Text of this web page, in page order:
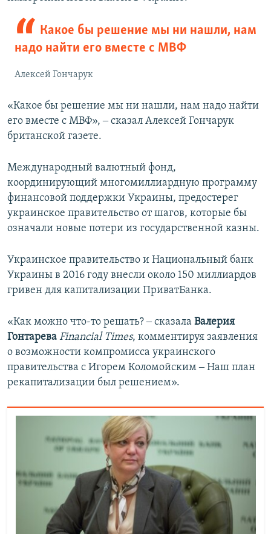
Какое бы решение мы ни нашли, нам
надо найти его вместе с МВФ
Алексей Гончарук
«Какое бы решение мы ни нашли, нам надо найти
его вместе с МВФ», ‒ сказал Алексей Гончарук
британской газете.
Международный валютный фонд,
координирующий многомиллиардную программу
финансовой поддержки Украины, предостерег
украинское правительство от шагов, которые бы
означали новые потери из государственной казны.
Украинское правительство и Национальный банк
Украины в 2016 году внесли около 150 миллиардов
гривен для капитализации ПриватБанка.
«Как можно что-то решать? ‒ сказала Валерия
Гонтарева Financial Times, комментируя заявления
о возможности компромисса украинского
правительства с Игорем Коломойским ‒ Наш план
рекапитализации был решением».